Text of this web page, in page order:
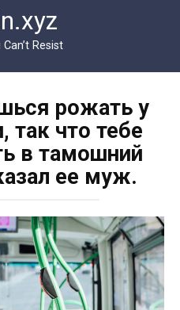
Resist
рожать у
так что тебе
в тамошний
ее муж.